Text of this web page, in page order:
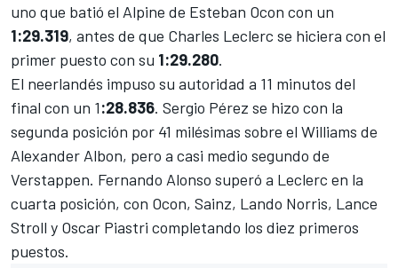
uno que batió el Alpine de Esteban Ocon con un
1:29.319, antes de que Charles Leclerc se hiciera con el
primer puesto con su 1:29.280.
El neerlandés impuso su autoridad a 11 minutos del
final con un 1:28.836. Sergio Pérez se hizo con la
segunda posición por 41 milésimas sobre el Williams de
Alexander Albon, pero a casi medio segundo de
Verstappen. Fernando Alonso superó a Leclerc en la
cuarta posición, con Ocon, Sainz, Lando Norris, Lance
Stroll y Oscar Piastri completando los diez primeros
puestos.